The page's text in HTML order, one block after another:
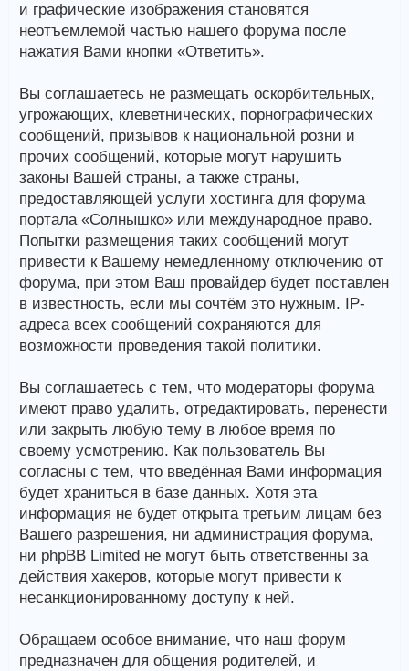
и графические изображения становятся
неотъемлемой частью нашего форума после
нажатия Вами кнопки «Ответить».
Вы соглашаетесь не размещать оскорбительных,
угрожающих, клеветнических, порнографических
сообщений, призывов к национальной розни и
прочих сообщений, которые могут нарушить
законы Вашей страны, а также страны,
предоставляющей услуги хостинга для форума
портала «Солнышко» или международное право.
Попытки размещения таких сообщений могут
привести к Вашему немедленному отключению от
форума, при этом Ваш провайдер будет поставлен
в известность, если мы сочтём это нужным. IP-
адреса всех сообщений сохраняются для
возможности проведения такой политики.
Вы соглашаетесь с тем, что модераторы форума
имеют право удалить, отредактировать, перенести
или закрыть любую тему в любое время по
своему усмотрению. Как пользователь Вы
согласны с тем, что введённая Вами информация
будет храниться в базе данных. Хотя эта
информация не будет открыта третьим лицам без
Вашего разрешения, ни администрация форума,
ни phpBB Limited не могут быть ответственны за
действия хакеров, которые могут привести к
несанкционированному доступу к ней.
Обращаем особое внимание, что наш форум
предназначен для общения родителей, и